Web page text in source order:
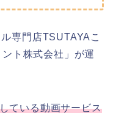
専門店TSUTAYAこ
ト株式会社」が運
ている動画サービス